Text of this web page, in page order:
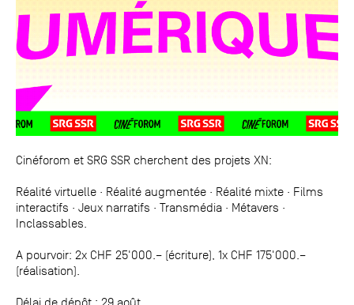
Cinéforom et SRG SSR cherchent des projets XN:
Réalité virtuelle · Réalité augmentée · Réalité mixte · Films
interactifs · Jeux narratifs · Transmédia · Métavers ·
Inclassables.
A pourvoir: 2x CHF 25'000.– (écriture), 1x CHF 175'000.–
(réalisation).
Délai de dépôt : 29 août...